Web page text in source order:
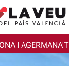
I AGERMANA'T